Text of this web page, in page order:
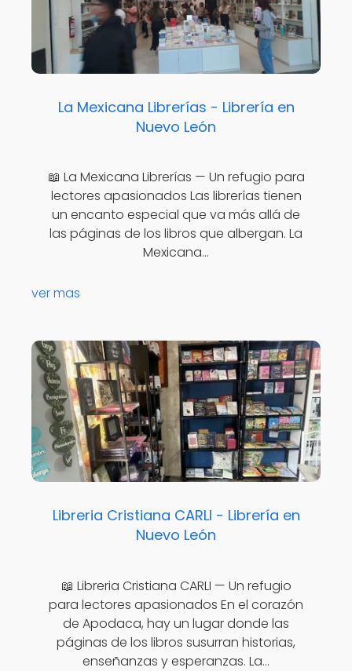
La Mexicana Librerías - Librería en
Nuevo León
📖 La Mexicana Librerías — Un refugio para
lectores apasionados Las librerías tienen
un encanto especial que va más allá de
las páginas de los libros que albergan. La
Mexicana…
ver mas
Libreria Cristiana CARLI - Librería en
Nuevo León
📖 Libreria Cristiana CARLI — Un refugio
para lectores apasionados En el corazón
de Apodaca, hay un lugar donde las
páginas de los libros susurran historias,
enseñanzas y esperanzas. La…